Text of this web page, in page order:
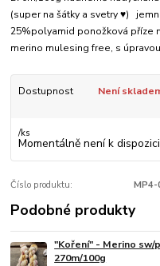
(super na šátky a svetry ♥)
25%polyamid ponožková příze
merino mulesing free, s
Dostupnost Není
/ks
Momentálně není k dispozici
Číslo produktu: MP4-
Podobné produkty
"Koření" - Merino sw/
270m/100g